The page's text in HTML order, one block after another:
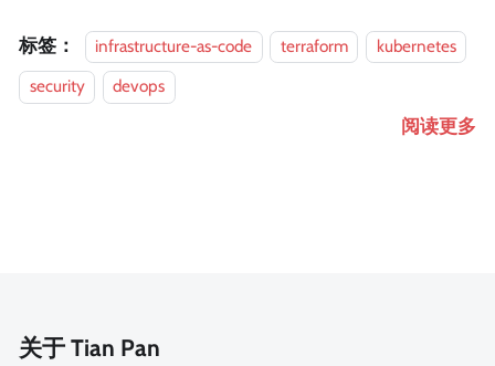
标签： infrastructure-as-code terraform
kubernetes
security
devops
阅读更多
关于 Tian Pan